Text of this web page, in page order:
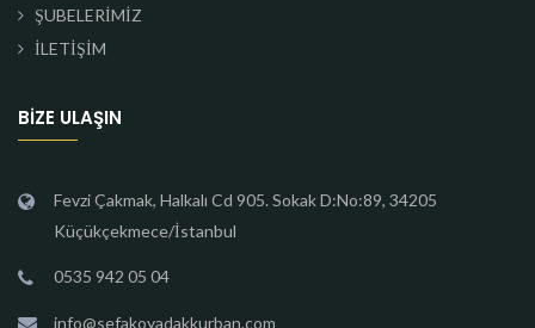
ŞUBELERİMİZ
İLETİŞİM
BIZE ULAŞIN
Fevzi Çakmak, Halkalı Cd 905. Sokak D:No:89, 34205
Küçükçekmece/İstanbul
0535 942 05 04
info@sefakoyadakkurban.com